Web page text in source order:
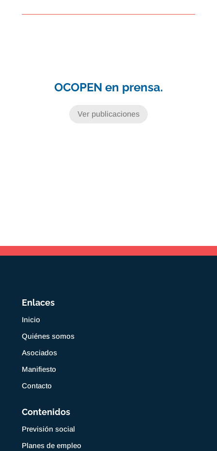
OCOPEN en prensa.
Ver publicaciones
Enlaces
Inicio
Quiénes somos
Asociados
Manifiesto
Contacto
Contenidos
Previsión social
Planes de empleo